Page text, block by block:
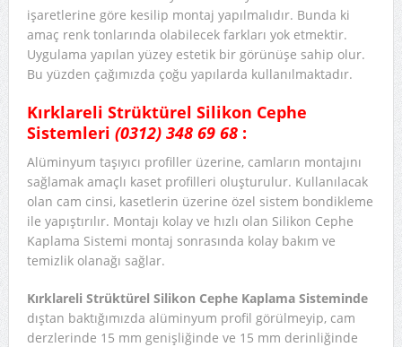
işaretlerine göre kesilip montaj yapılmalıdır. Bunda ki
amaç renk tonlarında olabilecek farkları yok etmektir.
Uygulama yapılan yüzey estetik bir görünüşe sahip olur.
Bu yüzden çağımızda çoğu yapılarda kullanılmaktadır.
Kırklareli Strüktürel Silikon Cephe
Sistemleri (0312) 348 69 68 :
Alüminyum taşıyıcı profiller üzerine, camların montajını
sağlamak amaçlı kaset profilleri oluşturulur. Kullanılacak
olan cam cinsi, kasetlerin üzerine özel sistem bondikleme
ile yapıştırılır. Montajı kolay ve hızlı olan Silikon Cephe
Kaplama Sistemi montaj sonrasında kolay bakım ve
temizlik olanağı sağlar.
Kırklareli Strüktürel Silikon Cephe Kaplama Sisteminde
dıştan baktığımızda alüminyum profil görülmeyip, cam
derzlerinde 15 mm genişliğinde ve 15 mm derinliğinde